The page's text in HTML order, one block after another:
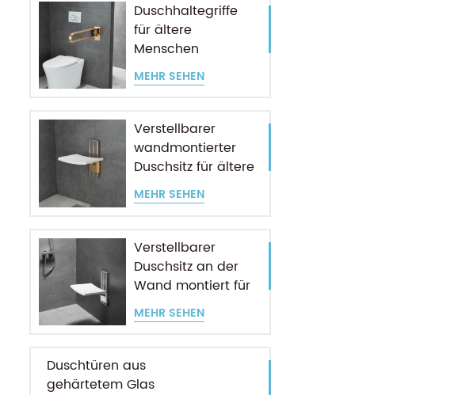
Duschhaltegriffe
für ältere
Menschen
MEHR SEHEN
Verstellbarer
wandmontierter
Duschsitz für ältere
Menschen
MEHR SEHEN
Verstellbarer
Duschsitz an der
Wand montiert für
ältere Menschen
MEHR SEHEN
Duschtüren aus
gehärtetem Glas